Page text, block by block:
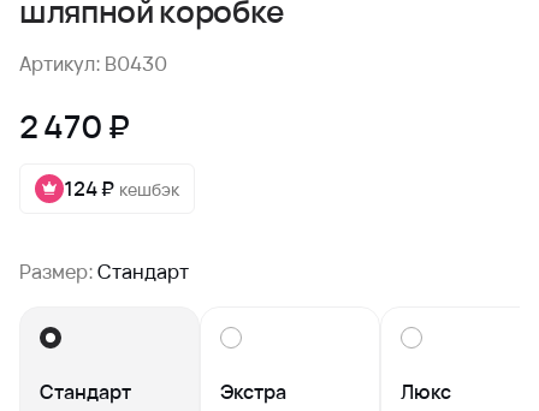
шляпной коробке
Артикул: B0430
2 470 ₽
124 ₽ кешбэк
Размер:Стандарт
Стандарт Экстра Люкс